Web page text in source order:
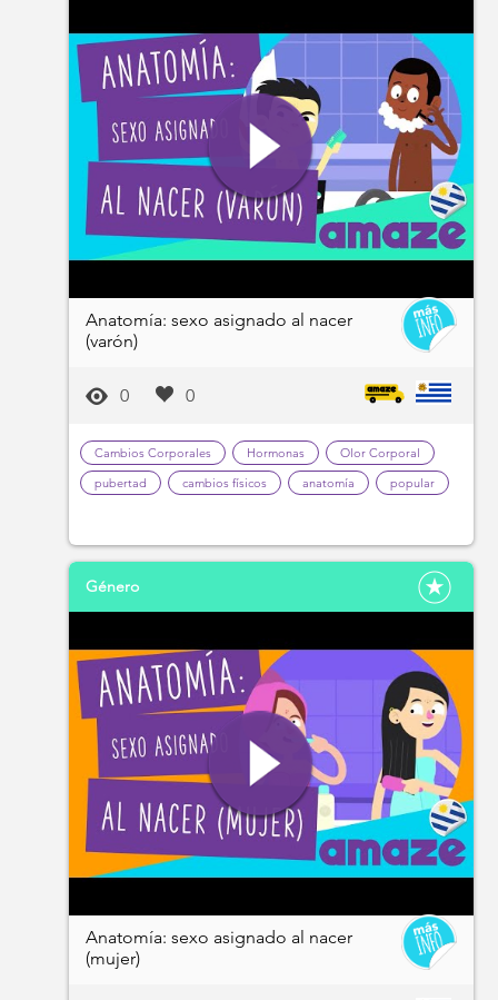
Anatomía: sexo asignado al nacer
(varón)
0 0
Cambios Corporales Hormonas
Olor Corporal
pubertad
cambios físicos anatomía popular
Género
Anatomía: sexo asignado al nacer
(mujer)